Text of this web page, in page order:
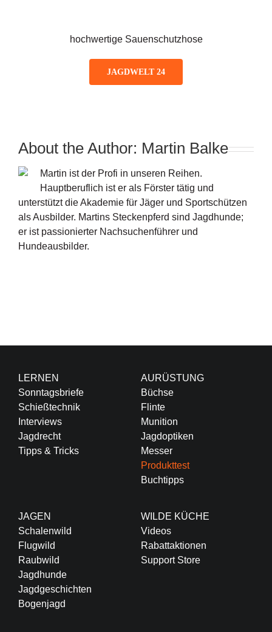
hochwertige Sauenschutzhose
JAGDWELT 24
About the Author: Martin Balke
Martin ist der Profi in unseren Reihen.
Hauptberuflich ist er als Förster tätig und
unterstützt die Akademie für Jäger und Sportschützen
als Ausbilder. Martins Steckenpferd sind Jagdhunde;
er ist passionierter Nachsuchenführer und
Hundeausbilder.
LERNEN
Sonntagsbriefe
Schießtechnik
Interviews
Jagdrecht
Tipps & Tricks
AURÜSTUNG
Büchse
Flinte
Munition
Jagdoptiken
Messer
Produkttest
Buchtipps
JAGEN
Schalenwild
Flugwild
Raubwild
Jagdhunde
Jagdgeschichten
Bogenjagd
WILDE KÜCHE
Videos
Rabattaktionen
Support Store